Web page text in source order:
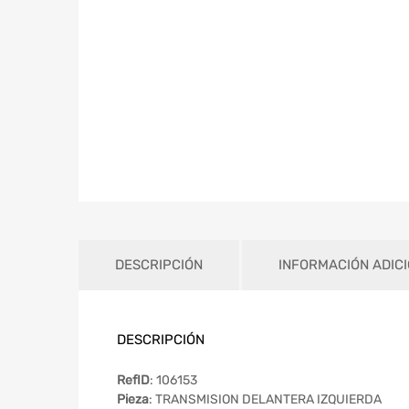
DESCRIPCIÓN INFORMACIÓN
DESCRIPCIÓN
RefID: 106153
Pieza: TRANSMISION DELANTERA IZQUIERDA